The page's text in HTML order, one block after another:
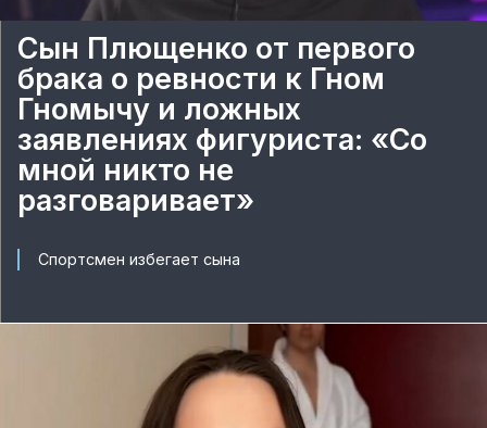
Сын Плющенко от первого
брака о ревности к Гном
Гномычу и ложных
заявлениях фигуриста: «Со
мной никто не
разговаривает»
Спортсмен избегает сына